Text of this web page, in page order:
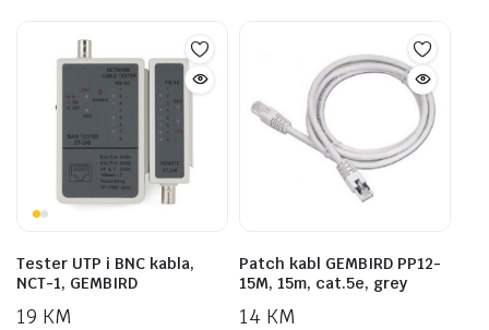
Tester UTP i BNC kabla,
NCT-1, GEMBIRD
19 KM
Patch kabl GEMBIRD PP12-
15M, 15m, cat.5e, grey
14 KM